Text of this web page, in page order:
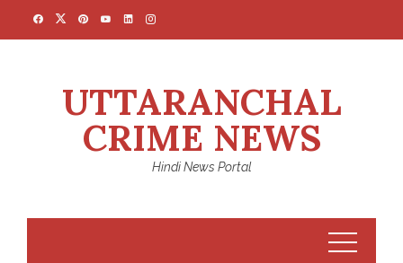
UTTARANCHAL
CRIME NEWS
Hindi News Portal